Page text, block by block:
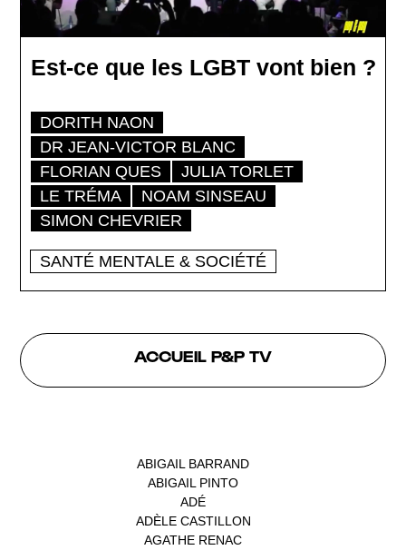
Est-ce que les LGBT vont bien ?
DORITH NAON
DR JEAN-VICTOR BLANC
FLORIAN QUES
JULIA TORLET
LE TRÉMA
NOAM SINSEAU
SIMON CHEVRIER
SANTÉ MENTALE & SOCIÉTÉ
ACCUEIL P&P TV
ABIGAIL BARRAND
ABIGAIL PINTO
ADÉ
ADÈLE CASTILLON
AGATHE RENAC